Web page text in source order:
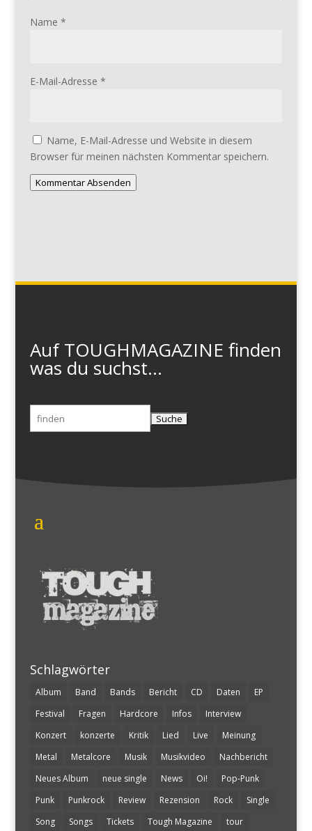
Name *
E-Mail-Adresse *
Name, E-Mail-Adresse und Website in diesem
Browser für meinen nächsten Kommentar speichern.
Kommentar Absenden
Auf TOUGHMAGAZINE finden
was du suchst...
Suchen
nach:
Schlagwörter
Album Band Bands Bericht CD Daten
EP
Festival
Fragen Hardcore Infos
Interview
Konzert
konzerte Kritik Lied Live
Meinung
Metal
Metalcore Musik Musikvideo
Nachbericht
Neues Album
neue single News Oi!
Pop-Punk
Punk
Punkrock Review Rezension Rock
Single
Song
Songs Tickets Tough Magazine tour